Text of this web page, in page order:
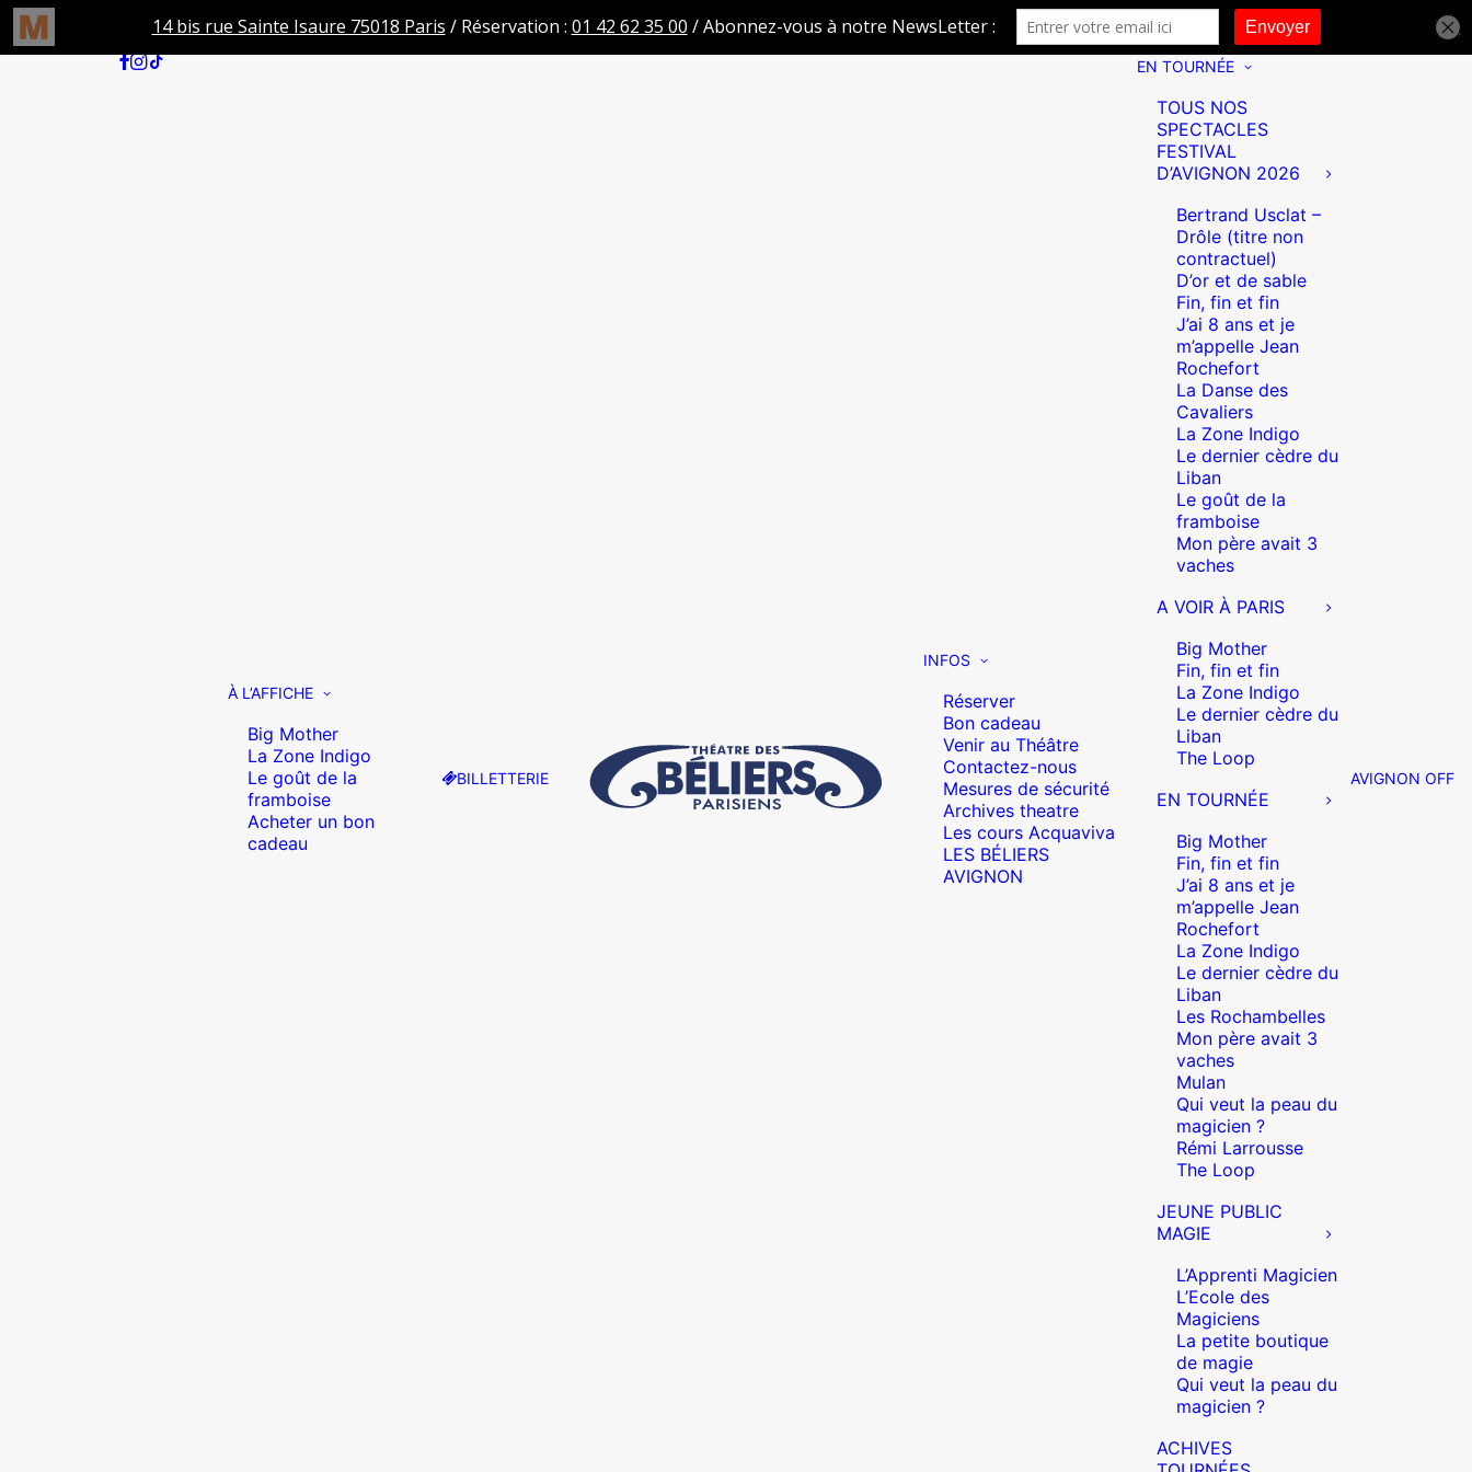
À L’AFFICHE
Big Mother
La Zone Indigo
Le goût de la
framboise
Acheter un bon
cadeau
BILLETTERIE
INFOS
Réserver
Bon cadeau
Venir au Théâtre
Contactez-nous
Mesures de sécurité
Archives theatre
Les cours Acquaviva
LES BÉLIERS
AVIGNON
EN TOURNÉE
TOUS NOS
SPECTACLES
FESTIVAL
D’AVIGNON 2026
Bertrand Usclat –
Drôle (titre non
contractuel)
D’or et de sable
Fin, fin et fin
J’ai 8 ans et je
m’appelle Jean
Rochefort
La Danse des
Cavaliers
La Zone Indigo
Le dernier cèdre du
Liban
Le goût de la
framboise
Mon père avait 3
vaches
A VOIR À PARIS
Big Mother
Fin, fin et fin
La Zone Indigo
Le dernier cèdre du
Liban
The Loop
EN TOURNÉE
Big Mother
Fin, fin et fin
J’ai 8 ans et je
m’appelle Jean
Rochefort
La Zone Indigo
Le dernier cèdre du
Liban
Les Rochambelles
Mon père avait 3
vaches
Mulan
Qui veut la peau du
magicien ?
Rémi Larrousse
The Loop
JEUNE PUBLIC
MAGIE
L’Apprenti Magicien
L’Ecole des
Magiciens
La petite boutique
de magie
Qui veut la peau du
magicien ?
ACHIVES
AVIGNON OFF